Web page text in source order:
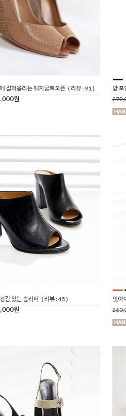
잘어울리는 웨지굽토오픈 ( 리뷰 : 91 )
원
앞 포
감 있는 슬리퍼 ( 리뷰 : 45 )
원
잇아